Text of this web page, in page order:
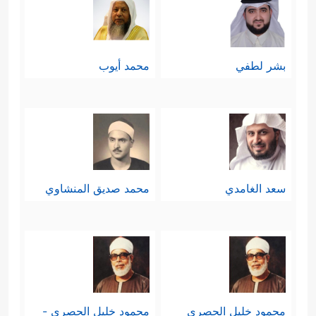
الحقِّ وإبطال الباطل
﴿لِیُحِقَّ ٱلۡحَقَّ وَیُبۡطِلَ
ٱلۡبَـٰطِلَ وَلَوۡ كَرِهَ ٱلۡمُجۡرِمُونَ﴾
وهذا معنًى واسع
لم ينتبه له إلا القليل؛ فإحقاق الحقِّ غير
المعركة وبعد المعركة سواء، وكذلك
الباطل، لكن الجديد والذي هو غاية
المعركة وهدفها الكبير إنما هو (إحقاق
ليس له سيادة على أرضه هو حقٌّ ضائعٌ،
أشبه بالنظريات الفلسفيَّة والأماني
بشر لطفي محمد أيوب
سعد الغامدي محمد صديق المنشاوي
محمود خليل الحصري
محمود خليل الحصري -